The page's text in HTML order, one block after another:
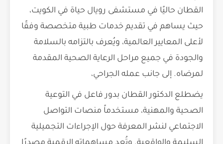
القطان حاليًا في مستشفى رويال حياة في الكويت،
حيث يساهم في تقديم خدمات طبية متخصصة وفقًا
لأعلى المعايير العالمية، ويُعرف بالتزامه بالسلامة
والجودة في جميع مراحل الرعاية الصحية المقدمة
لمرضاه. إلى جانب عمله الجراحي،
يضطلع الدكتور القطان بدور فاعل في التوعية
الصحية والمهنية، مستخدماً منصات التواصل
الاجتماعي لنشر المعرفة حول الإجراءات التجميلية